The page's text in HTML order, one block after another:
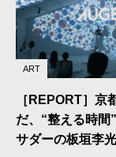
ART
［REPORT］京
だ、“整える時間
サダーの板垣李